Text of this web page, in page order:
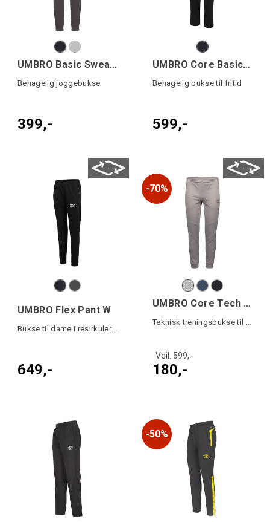
UMBRO Basic Sweat Pant jr
Behagelig joggebukse
399,-
UMBRO Core Basic Jog Pant
Behagelig bukse til fritid
599,-
UMBRO Flex Pant W
Bukse til dame i resirkulert polyester
649,-
70%
UMBRO Core Tech Pant W
Teknisk treningsbukse til dame
Veil. 599,-
180,-
50%